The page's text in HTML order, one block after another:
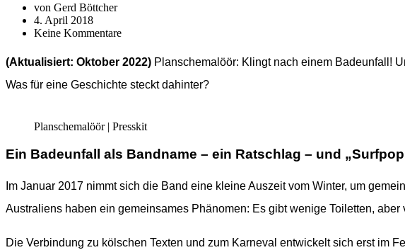
von Gerd Böttcher
4. April 2018
Keine Kommentare
(Aktualisiert: Oktober 2022) Planschemalöör: Klingt nach einem Badeunfall!
Was für eine Geschichte steckt dahinter?
Planschemalöör | Presskit
Ein Badeunfall als Bandname – ein Ratschlag – und
Im Januar 2017 nimmt sich die Band eine kleine Auszeit vom Winter, um
Australiens haben ein gemeinsames Phänomen: Es gibt wenige Toiletten,
Die Verbindung zu kölschen Texten und zum Karneval entwickelt sich erst im